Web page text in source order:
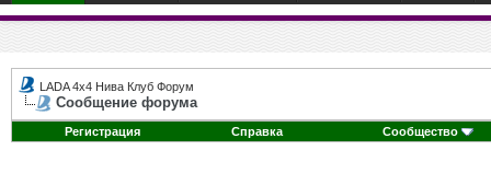
LADA 4x4 Нива Клуб Форум
Сообщение форума
Регистрация Справка Сообщество